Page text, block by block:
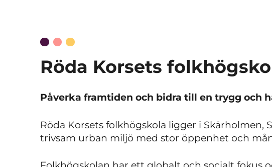
Röda Korsets
Påverka framtiden och bidra till en trygg och
Röda Korsets folkhögskola ligger i Skärholmen,
trivsam urban miljö med stor öppenhet och